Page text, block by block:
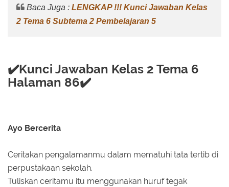
Baca Juga : LENGKAP !!! Kunci Jawaban Kelas
2 Tema 6 Subtema 2 Pembelajaran 5
✔️Kunci Jawaban Kelas 2 Tema 6
Halaman 86✔️
Ayo Bercerita
Ceritakan pengalamanmu dalam mematuhi tata tertib di
perpustakaan sekolah.
Tuliskan ceritamu itu menggunakan huruf tegak